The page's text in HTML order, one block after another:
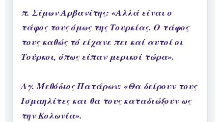
π. Σίμων Αρβανίτης: «Αλλά είναι ο
τάφος τους όμως της Τουρκίας. Ο τάφος
τους καθώς τό είχανε πει καί αυτοί οι
Τούρκοι, όπως είπαν μερικοί τώρα».
Αγ. Μεθόδιος Πατάρων: «Θα δείρουν τους
Ισμαηλίτες και θα τους καταδιώξουν ως
την Κολωνία».